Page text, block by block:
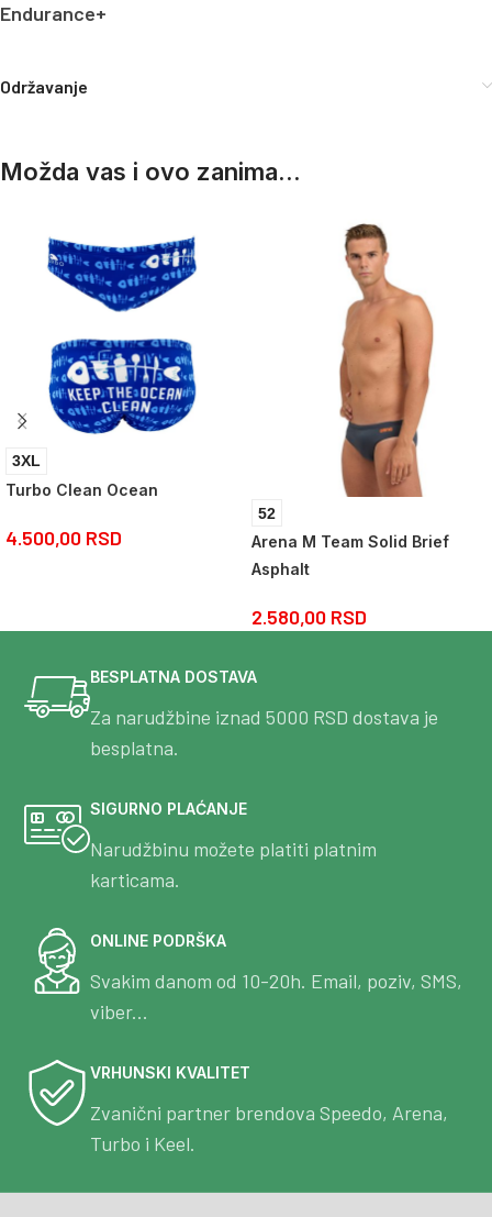
Endurance+
Održavanje
Možda vas i ovo zanima...
3XL
Turbo Clean Ocean
4.500,00 RSD
52
Arena M Team Solid Brief
Asphalt
2.580,00 RSD
BESPLATNA DOSTAVA
Za narudžbine iznad 5000 RSD dostava je
besplatna.
SIGURNO PLAĆANJE
Narudžbinu možete platiti platnim
karticama.
ONLINE PODRŠKA
Svakim danom od 10-20h. Email, poziv, SMS,
viber...
VRHUNSKI KVALITET
Zvanični partner brendova Speedo, Arena,
Turbo i Keel.